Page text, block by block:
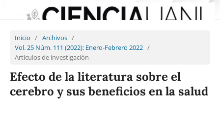
Inicio / Archivos /
Vol. 25 Núm. 111 (2022): Enero-Febrero 2022 /
Artículos de investigación
Efecto de la literatura sobre el
cerebro y sus beneficios en la salud